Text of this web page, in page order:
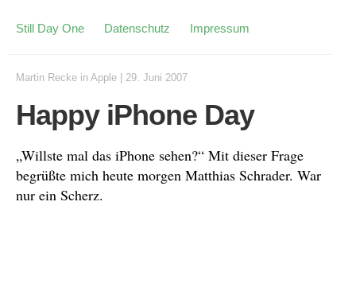
Still Day One Datenschutz Impressum
Martin Recke in Apple 29. Juni 2007
Happy iPhone Day
„Willste mal das iPhone sehen?“ Mit dieser Frage
begrüßte mich heute morgen Matthias Schrader. War
nur ein Scherz.